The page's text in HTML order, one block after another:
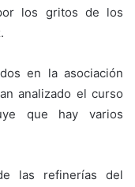
los gritos de los
en la asociación
analizado el curso
que hay varios
las refinerías del